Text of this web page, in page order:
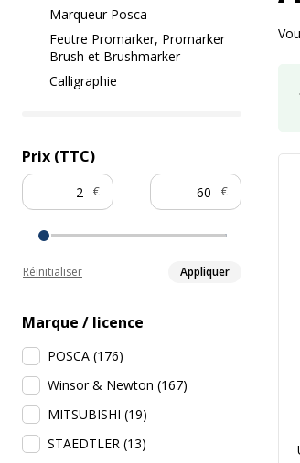
Marqueur Posca
Feutre Promarker, Promarker
Brush et Brushmarker
Calligraphie
Prix (TTC)
€ €
Réinitialiser Appliquer
Marque / licence
POSCA (176)
Winsor & Newton (167)
MITSUBISHI (19)
STAEDTLER (13)